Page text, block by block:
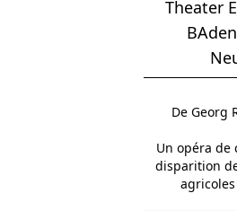
Theater
De Georg
Un opéra de
disparition